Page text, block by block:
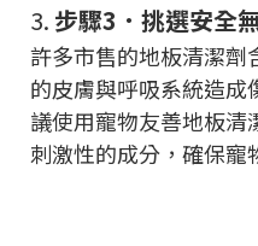
3. 步驟3．挑選安全
許多市售的地板清潔劑
的皮膚與呼吸系統造成
議使用寵物友善地板清
刺激性的成分，確保寵